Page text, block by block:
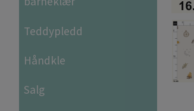
Teddypledd
Håndkle
Salg